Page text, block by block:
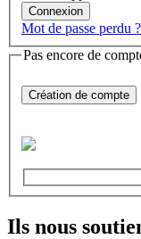
Connexion
Mot de passe perdu ?
Pas encore de
Création de compte
Ils nous